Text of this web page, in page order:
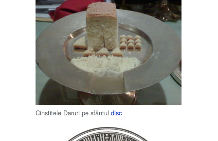
Cinstitele Daruri pe sfântul disc